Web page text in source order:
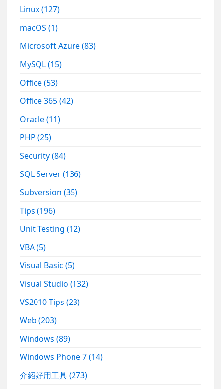
Linux(127)
macOS(1)
Microsoft Azure(83)
MySQL(15)
Office(53)
Office 365(42)
Oracle(11)
PHP(25)
Security(84)
SQL Server(136)
Subversion(35)
Tips(196)
Unit Testing(12)
VBA(5)
Visual Basic(5)
Visual Studio(132)
VS2010 Tips(23)
Web(203)
Windows(89)
Windows Phone 7(14)
介紹好用工具(273)